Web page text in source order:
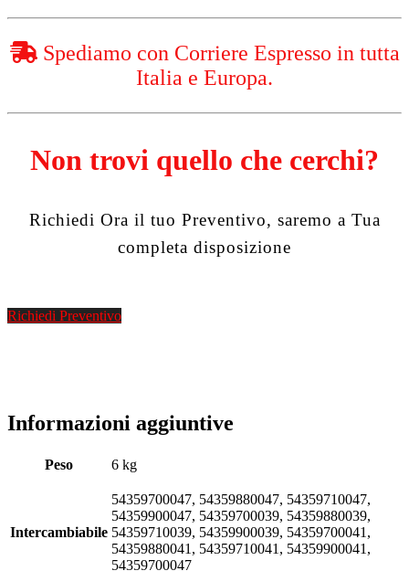
Spediamo con Corriere Espresso in tutta
Italia e Europa.
Non trovi quello che cerchi?
Richiedi Ora il tuo Preventivo, saremo a Tua
completa disposizione
Richiedi Preventivo
Informazioni aggiuntive
Peso 6 kg
Intercambiabile
54359700047, 54359880047, 54359710047,
54359900047, 54359700039, 54359880039,
54359710039, 54359900039, 54359700041,
54359880041, 54359710041, 54359900041,
54359700047